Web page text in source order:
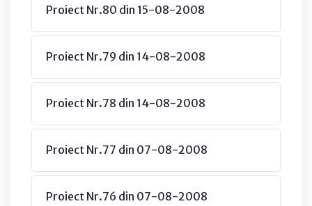
Proiect Nr.80 din 15-08-2008
Proiect Nr.79 din 14-08-2008
Proiect Nr.78 din 14-08-2008
Proiect Nr.77 din 07-08-2008
Proiect Nr.76 din 07-08-2008